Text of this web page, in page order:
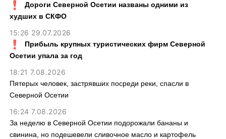
Дороги Северной Осетии названы одними из
худших в СКФО
15:26 29.07.2026
Прибыль крупных туристических фирм Северной
Осетии упала за год
18:21 7.08.2026
Пятерых человек, застрявших посреди реки, спасли в
Северной Осетии
16:24 7.08.2026
За неделю в Северной Осетии подорожали бананы и
свинина, но подешевели сливочное масло и картофель